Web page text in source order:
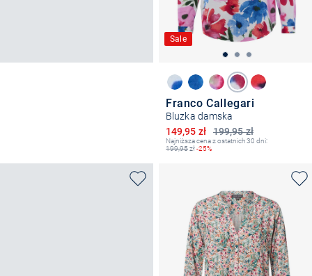
Sale
Franco Callegari
Bluzka damska
199,95 zł
Obniżona cena
149,95 zł
Najniższa cena z ostatnich 30 dni:
199,95zł-25%